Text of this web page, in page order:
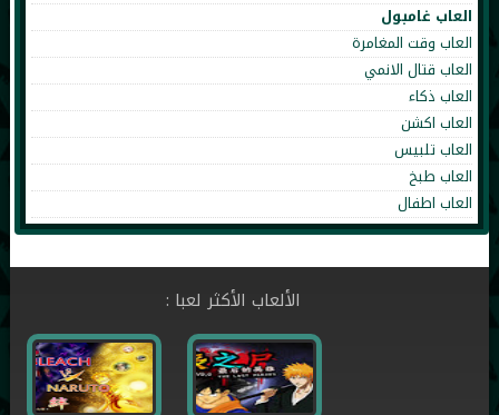
العاب غامبول
العاب وقت المغامرة
العاب قتال الانمي
العاب ذكاء
العاب اكشن
العاب تلبيس
العاب طبخ
العاب اطفال
الألعاب الأكثر لعبا :